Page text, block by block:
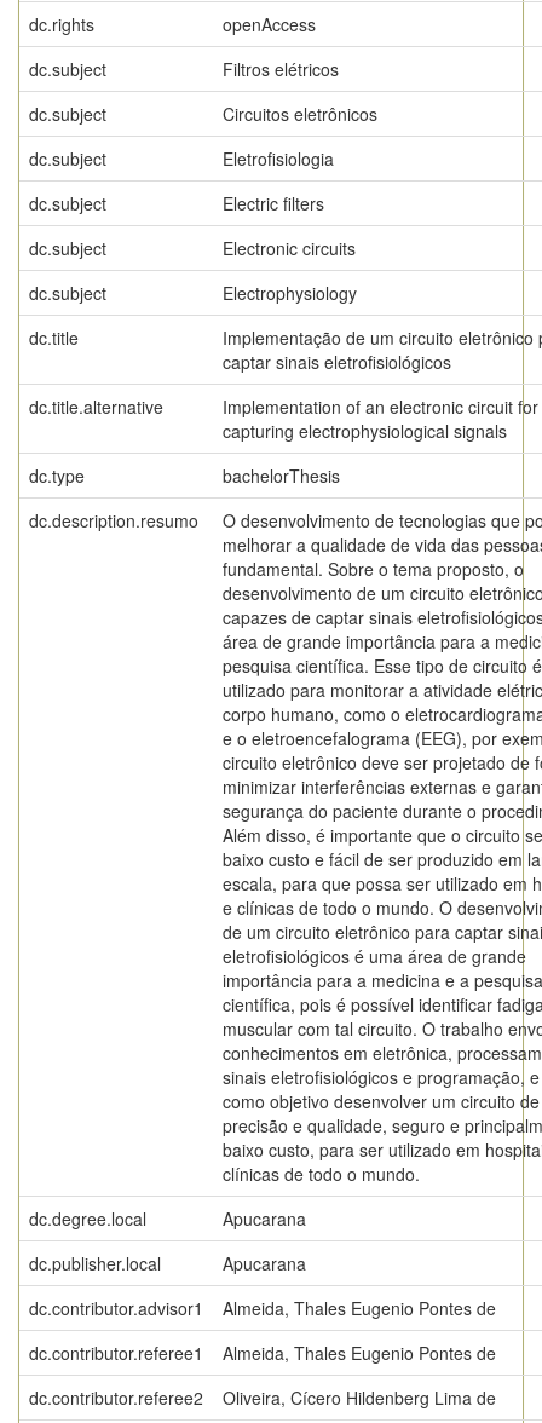
dc.rights
openAccess
dc.subject
Filtros elétricos
dc.subject
Circuitos eletrônicos
dc.subject
Eletrofisiologia
dc.subject
Electric filters
dc.subject
Electronic circuits
dc.subject
Electrophysiology
dc.title
Implementação de um circuito eletrônico
captar sinais eletrofisiológicos
dc.title.alternative
Implementation of an electronic circuit for
capturing electrophysiological signals
dc.type
bachelorThesis
dc.description.resumo
O desenvolvimento de tecnologias que
melhorar a qualidade de vida das
fundamental. Sobre o tema proposto, o
desenvolvimento de um circuito
capazes de captar sinais
área de grande importância para a
pesquisa científica. Esse tipo de circuito é
utilizado para monitorar a atividade
corpo humano, como o
e o eletroencefalograma (EEG), por
circuito eletrônico deve ser projetado de
minimizar interferências externas e
segurança do paciente durante o
Além disso, é importante que o circuito
baixo custo e fácil de ser produzido em
escala, para que possa ser utilizado em
e clínicas de todo o mundo. O
de um circuito eletrônico para captar
eletrofisiológicos é uma área de grande
importância para a medicina e a pesquisa
científica, pois é possível identificar
muscular com tal circuito. O trabalho
conhecimentos em eletrônica,
sinais eletrofisiológicos e programação,
como objetivo desenvolver um circuito
precisão e qualidade, seguro e
baixo custo, para ser utilizado em
clínicas de todo o mundo.
dc.degree.local
Apucarana
dc.publisher.local
Apucarana
dc.contributor.advisor1
Almeida, Thales Eugenio Pontes de
dc.contributor.referee1
Almeida, Thales Eugenio Pontes de
dc.contributor.referee2
Oliveira, Cícero Hildenberg Lima de